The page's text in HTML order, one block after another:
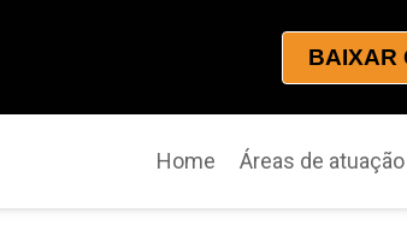
BAIXAR
Home Áreas de atuação